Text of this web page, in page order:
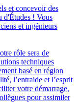
et concevoir des
d'Études ! Vous
et ingénieurs
rôle sera de
techniques
basé en région
l’entraide et l’esprit
votre démarrage,
pour assimiler